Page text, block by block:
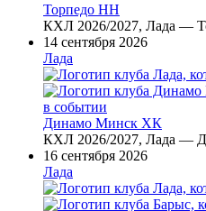
Торпедо НН
КХЛ 2026/2027, Лада —
14 сентября 2026
Лада
Динамо Минск ХК
КХЛ 2026/2027, Лада —
16 сентября 2026
Лада